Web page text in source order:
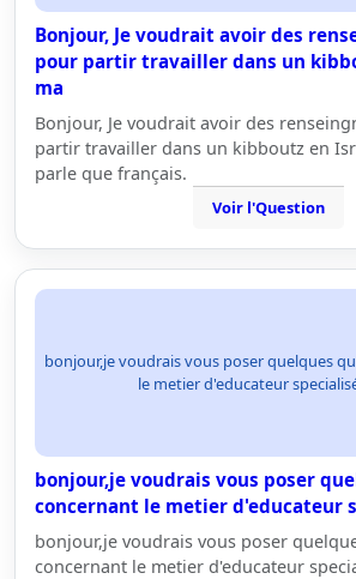
Bonjour, Je voudrait avoir des
pour partir travailler dans un
ma
Bonjour, Je voudrait avoir des
partir travailler dans un kibboutz en
parle que français.
Voir l'Question
bonjour,je voudrais vous poser quelques
le metier d'educateur
bonjour,je voudrais vous poser
concernant le metier d'educateur
bonjour,je voudrais vous poser
concernant le metier d'educateur